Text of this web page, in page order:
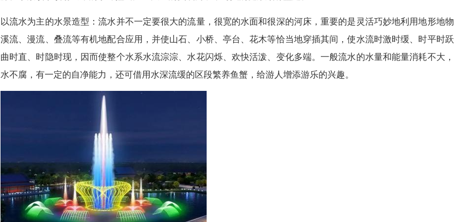
以流水为主的水景造型：流水并不一定要很大的流量，很宽的水面和很深的河床，重要的是灵活巧妙地利用地形地
溪流、漫流、叠流等有机地配合应用，并使山石、小桥、亭台、花木等恰当地穿插其间，使水流时激时缓、时平时
曲时直、时隐时现，因而使整个水系水流淙淙、水花闪烁、欢快活泼、变化多端。一般流水的水量和能量消耗不大
水不腐，有一定的自净能力，还可借用水深流缓的区段繁养鱼蟹，给游人增添游乐的兴趣。